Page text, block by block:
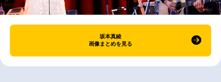
坂本真綾
画像まとめを見る